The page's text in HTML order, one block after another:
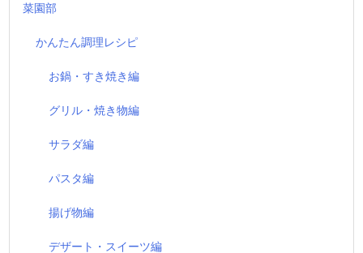
菜園部
かんたん調理レシピ
お鍋・すき焼き編
グリル・焼き物編
サラダ編
パスタ編
揚げ物編
デザート・スイーツ編